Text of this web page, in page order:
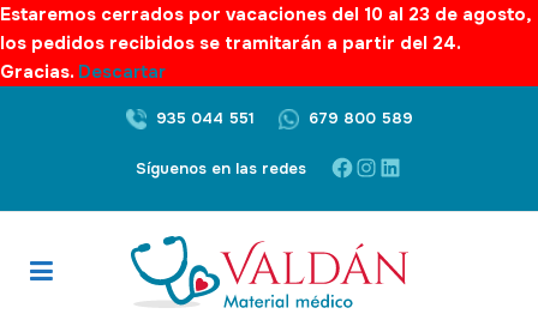
Estaremos cerrados por vacaciones del 10 al 23 de agosto,
los pedidos recibidos se tramitarán a partir del 24.
Gracias. Descartar
935 044 551 679 800 589
Síguenos en las redes